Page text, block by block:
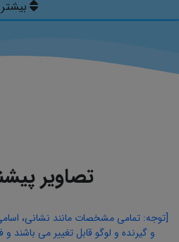
تصاویر
[توجه: تمامی مشخصات مانند نشانی،
و گیرنده و لوگو قابل تغییر می باشند